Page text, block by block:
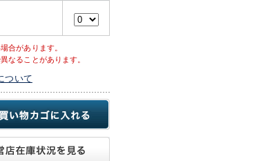
合があります。
なることがあります。
ついて